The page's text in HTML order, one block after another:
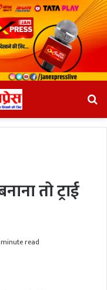
तो ट्राई
minute read